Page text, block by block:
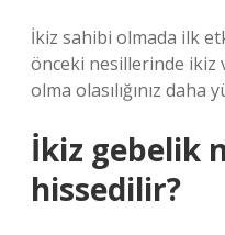
İkiz sahibi olmada ilk
önceki nesillerinde ikiz
olma olasılığınız daha
İkiz gebelik
hissedilir?